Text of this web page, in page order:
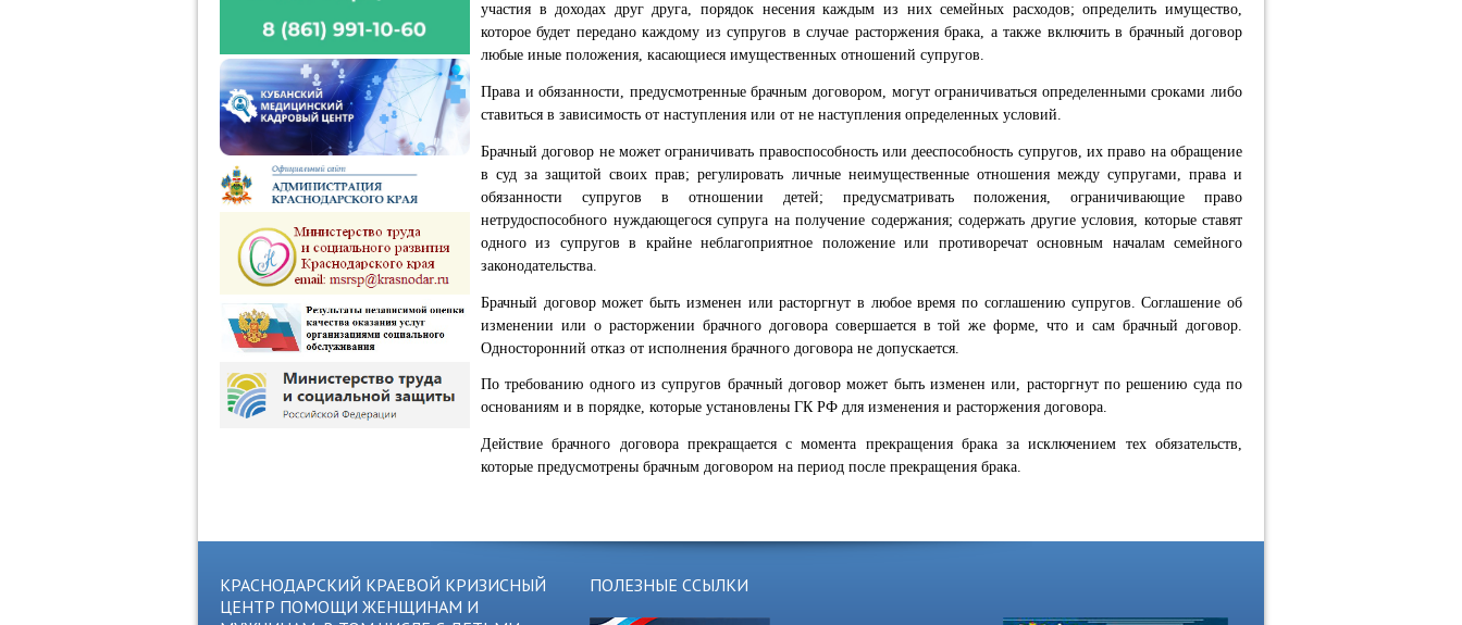
участия в доходах друг друга, порядок несения каждым из них семейных расходов; определить имущество,
которое будет передано каждому из супругов в случае расторжения брака, а также включить в брачный договор
любые иные положения, касающиеся имущественных отношений супругов.
Права и обязанности, предусмотренные брачным договором, могут ограничиваться определенными сроками либо
ставиться в зависимость от наступления или от не наступления определенных условий.
Брачный договор не может ограничивать правоспособность или дееспособность супругов, их право на обращение
в суд за защитой своих прав; регулировать личные неимущественные отношения между супругами, права и
обязанности супругов в отношении детей; предусматривать положения, ограничивающие право
нетрудоспособного нуждающегося супруга на получение содержания; содержать другие условия, которые ставят
одного из супругов в крайне неблагоприятное положение или противоречат основным началам семейного
законодательства.
Брачный договор может быть изменен или расторгнут в любое время по соглашению супругов. Соглашение об
изменении или о расторжении брачного договора совершается в той же форме, что и сам брачный договор.
Односторонний отказ от исполнения брачного договора не допускается.
По требованию одного из супругов брачный договор может быть изменен или, расторгнут по решению суда по
основаниям и в порядке, которые установлены ГК РФ для изменения и расторжения договора.
Действие брачного договора прекращается с момента прекращения брака за исключением тех обязательств,
которые предусмотрены брачным договором на период после прекращения брака.
КРАСНОДАРСКИЙ КРАЕВОЙ КРИЗИСНЫЙ
ЦЕНТР ПОМОЩИ ЖЕНЩИНАМ И
ПОЛЕЗНЫЕ ССЫЛКИ